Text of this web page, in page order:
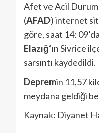
Afet ve Acil Durum
(AFAD) internet
göre, saat 14: 09’da
Elazığ‘ın Sivrice
sarsıntı kaydedildi.
Depremin 11,57
meydana geldiği
Kaynak: Diyanet